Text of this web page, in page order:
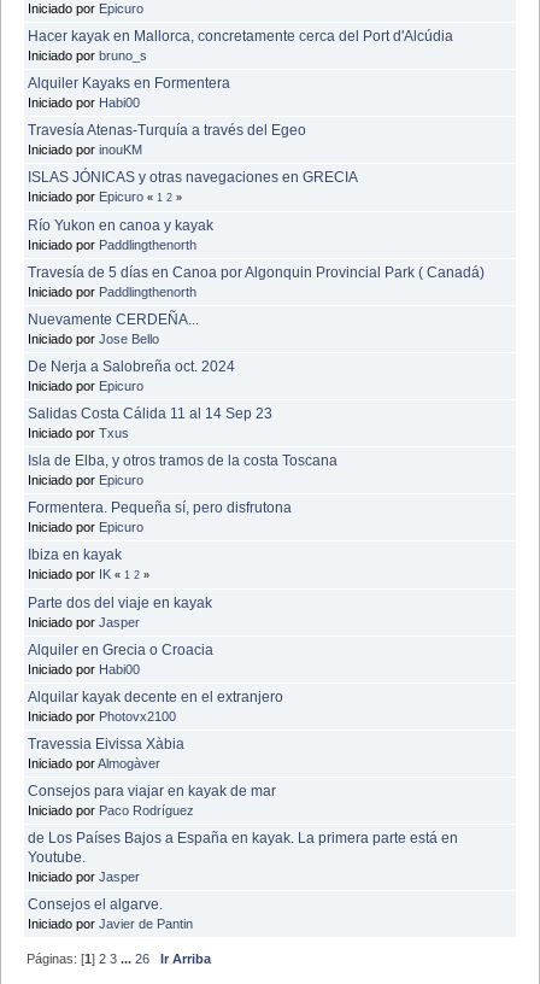
Iniciado por Epicuro
Hacer kayak en Mallorca, concretamente cerca del Port d'Alcúdia
Iniciado por bruno_s
Alquiler Kayaks en Formentera
Iniciado por Habi00
Travesía Atenas-Turquía a través del Egeo
Iniciado por inouKM
ISLAS JÓNICAS y otras navegaciones en GRECIA
Iniciado por Epicuro « 1 2 »
Río Yukon en canoa y kayak
Iniciado por Paddlingthenorth
Travesía de 5 días en Canoa por Algonquin Provincial Park ( Canadá)
Iniciado por Paddlingthenorth
Nuevamente CERDEÑA...
Iniciado por Jose Bello
De Nerja a Salobreña oct. 2024
Iniciado por Epicuro
Salidas Costa Cálida 11 al 14 Sep 23
Iniciado por Txus
Isla de Elba, y otros tramos de la costa Toscana
Iniciado por Epicuro
Formentera. Pequeña sí, pero disfrutona
Iniciado por Epicuro
Ibiza en kayak
Iniciado por IK « 1 2 »
Parte dos del viaje en kayak
Iniciado por Jasper
Alquiler en Grecia o Croacia
Iniciado por Habi00
Alquilar kayak decente en el extranjero
Iniciado por Photovx2100
Travessia Eivissa Xàbia
Iniciado porAlmogàver
Consejos para viajar en kayak de mar
Iniciado por Paco Rodríguez
de Los Países Bajos a España en kayak. La primera parte está en
Youtube.
Iniciado por Jasper
Consejos el algarve.
Iniciado por Javier de Pantin
Páginas: [1]2 3 ...26 Ir Arriba